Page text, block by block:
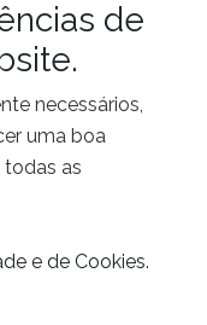
de
necessários,
uma boa
todas as
e de Cookies.